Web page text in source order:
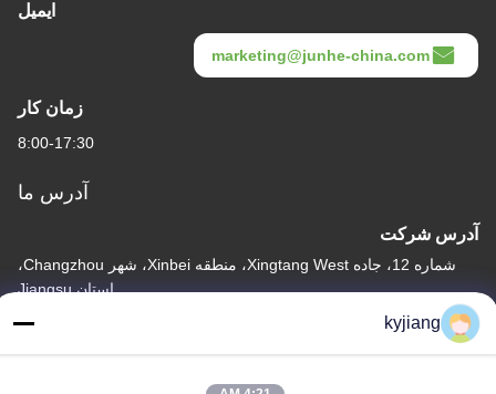
ایمیل
marketing@junhe-china.com
زمان کار
8:00-17:30
آدرس ما
آدرس شرکت
شماره 12، جاده Xingtang West، منطقه Xinbei، شهر Changzhou،
استان Jiangsu
آدرس کارخانه
kyjiang